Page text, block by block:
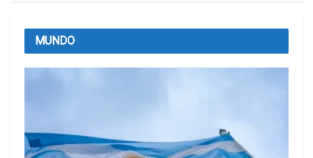
MUNDO